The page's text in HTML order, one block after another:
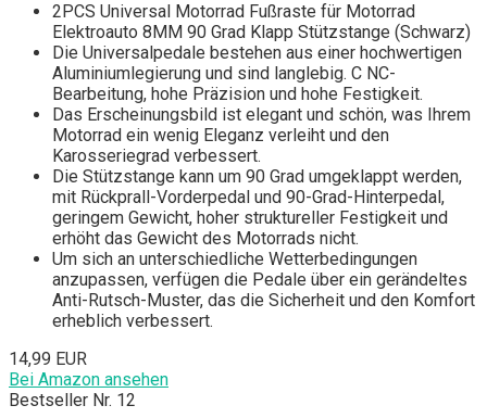
2PCS Universal Motorrad Fußraste für Motorrad
Elektroauto 8MM 90 Grad Klapp Stützstange (Schwarz)
Die Universalpedale bestehen aus einer hochwertigen
Aluminiumlegierung und sind langlebig. C NC-
Bearbeitung, hohe Präzision und hohe Festigkeit.
Das Erscheinungsbild ist elegant und schön, was Ihrem
Motorrad ein wenig Eleganz verleiht und den
Karosseriegrad verbessert.
Die Stützstange kann um 90 Grad umgeklappt werden,
mit Rückprall-Vorderpedal und 90-Grad-Hinterpedal,
geringem Gewicht, hoher struktureller Festigkeit und
erhöht das Gewicht des Motorrads nicht.
Um sich an unterschiedliche Wetterbedingungen
anzupassen, verfügen die Pedale über ein gerändeltes
Anti-Rutsch-Muster, das die Sicherheit und den Komfort
erheblich verbessert.
14,99 EUR
Bei Amazon ansehen
Bestseller Nr. 12